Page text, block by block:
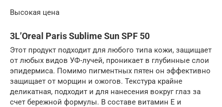
Высокая цена
3L’Oreal Paris Sublime Sun SPF 50
Этот продукт подходит для любого типа кожи, защищает
от любых видов УФ-лучей, проникает в глубинные слои
эпидермиса. Помимо пигментных пятен он эффективно
защищает от морщин и ожогов. Текстура крайне
деликатная, подходит и для нанесения вокруг глаз за
счет бережной формулы. В составе витамин Е и